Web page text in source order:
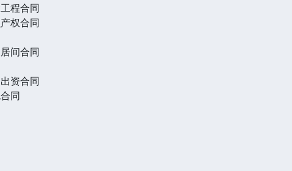
程合同
权合同
间合同
资合同
同